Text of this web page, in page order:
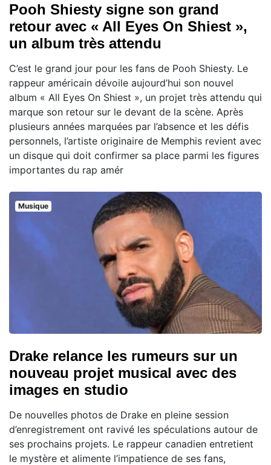
Pooh Shiesty signe son grand
retour avec « All Eyes On Shiest »,
un album très attendu
C’est le grand jour pour les fans de Pooh Shiesty. Le
rappeur américain dévoile aujourd’hui son nouvel
album « All Eyes On Shiest », un projet très attendu qui
marque son retour sur le devant de la scène. Après
plusieurs années marquées par l’absence et les défis
personnels, l’artiste originaire de Memphis revient avec
un disque qui doit confirmer sa place parmi les figures
importantes du rap amér
Musique
Drake relance les rumeurs sur un
nouveau projet musical avec des
images en studio
De nouvelles photos de Drake en pleine session
d’enregistrement ont ravivé les spéculations autour de
ses prochains projets. Le rappeur canadien entretient
le mystère et alimente l’impatience de ses fans,